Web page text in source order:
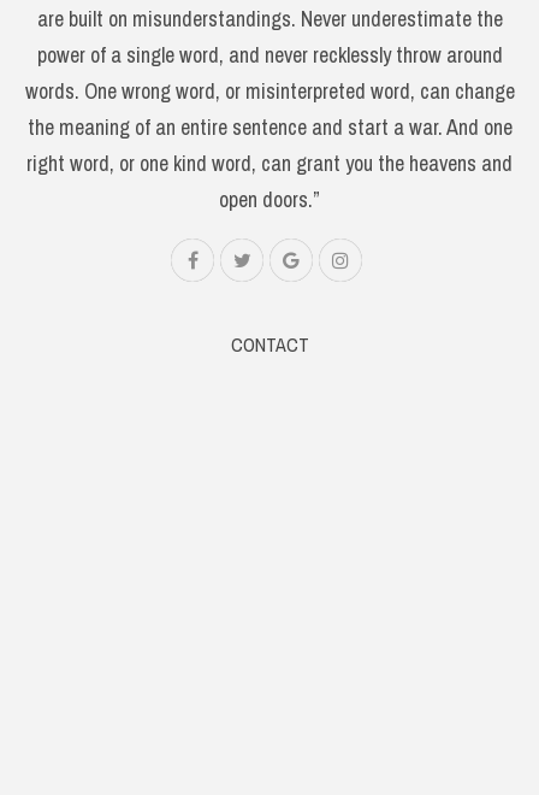
are built on misunderstandings. Never underestimate the
power of a single word, and never recklessly throw around
words. One wrong word, or misinterpreted word, can change
the meaning of an entire sentence and start a war. And one
right word, or one kind word, can grant you the heavens and
open doors.”
CONTACT